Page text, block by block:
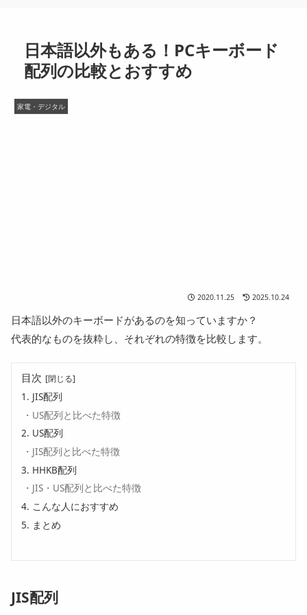
日本語以外もある！PCキーボード
配列の比較とおすすめ
家電・デジタル
2020.11.25 2025.10.24
日本語以外のキーボードがあるのを知っていますか？
代表的なものを抜粋し、それぞれの特徴を比較します。
目次
JIS配列
US配列と比べた特徴
US配列
JIS配列と比べた特徴
HHKB配列
JIS・US配列と比べた特徴
こんな人におすすめ
まとめ
JIS配列